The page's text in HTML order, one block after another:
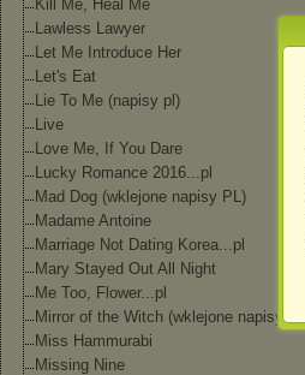
Kill Me, Heal Me
Lawless Lawyer
Let Me Introduce Her
Let's Eat
Lie To Me (napisy pl)
Live
Love Me, If You Dare
Lucky Romance 2016...pl
Mad Dog (wklejone napisy PL)
Madame Antoine
Marriage Not Dating Korea...pl
Mary Stayed Out All Night
Me Too, Flower...pl
Mirror of the Witch (wklejone napisy PL)
Miss Hammurabi
Missing Nine